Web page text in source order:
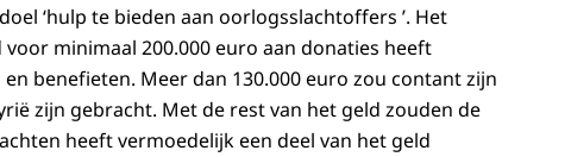
‘hulp te bieden aan oorlogsslachtoffers ’. Het
minimaal 200.000 euro aan donaties heeft
benefieten. Meer dan 130.000 euro zou contant zijn
zijn gebracht. Met de rest van het geld zouden de
heeft vermoedelijk een deel van het geld